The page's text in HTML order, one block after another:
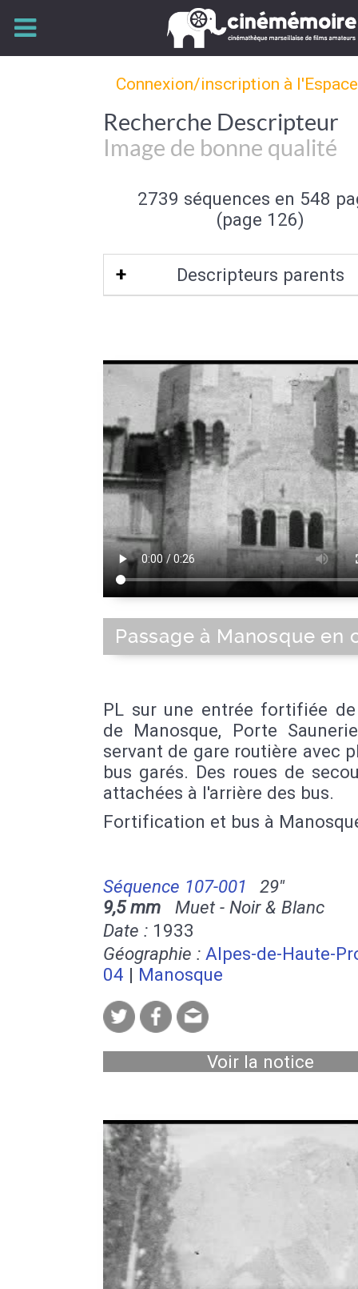
Connexion/inscription à
Recherche Descripteur
Image de bonne qualité
2739 séquences en 548
(page 126)
Descripteurs parents
Passage à Manosque en
PL sur une entrée fortifiée
de Manosque, Porte
servant de gare routière avec
bus garés. Des roues de
attachées à l'arrière des bus.
Fortification et bus à
Séquence 107-001
29''
9,5 mm Muet - Noir & Blanc
Date : 1933
Géographie : Alpes-de-Haute-
04 | Manosque
Voir la notice